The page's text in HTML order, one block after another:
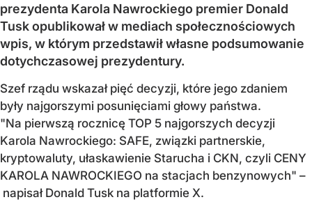
prezydenta Karola Nawrockiego premier Donald
Tusk opublikował w mediach społecznościowych
wpis, w którym przedstawił własne podsumowanie
dotychczasowej prezydentury.
Szef rządu wskazał pięć decyzji, które jego zdaniem
były najgorszymi posunięciami głowy państwa.
"Na pierwszą rocznicę TOP 5 najgorszych decyzji
Karola Nawrockiego: SAFE, związki partnerskie,
kryptowaluty, ułaskawienie Starucha i CKN, czyli CENY
KAROLA NAWROCKIEGO na stacjach benzynowych" –
napisał Donald Tusk na platformie X.